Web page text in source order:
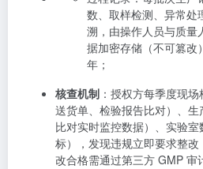
数、取样检测、异常处
溯，由操作人员与质量
据加密存储（不可篡改
年；
核查机制 ：授权方每季度现
送货单、检验报告比对）、
比对实时监控数据）、实验
标），发现违规立即要求整
改合格需通过第三方 GMP 审